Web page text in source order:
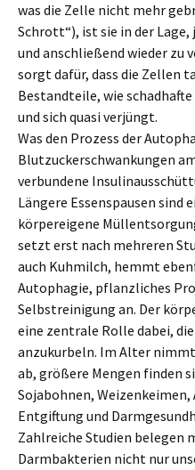
was die Zelle nicht mehr
Schrott“), ist sie in der Lage,
und anschließend wieder zu
sorgt dafür, dass die Zellen
Bestandteile, wie
und sich quasi verjüngt.
Was den Prozess der
Blutzuckerschwankungen
verbundene
Längere Essenspausen sind
körpereigene
setzt erst nach mehreren
auch Kuhmilch, hemmt
Autophagie, pflanzliches
Selbstreinigung an. Der
eine zentrale Rolle dabei,
anzukurbeln. Im Alter
ab, größere Mengen finden
Sojabohnen,
Entgiftung und
Zahlreiche Studien belegen
Darmbakterien nicht nur